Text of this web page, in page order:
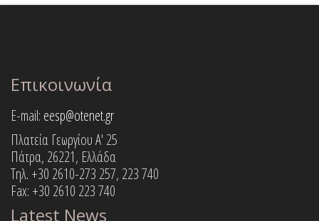
Επικοινωνία
E-mail: eesp@otenet.gr
Πλατεία Γεωργίου Α' 25
Πάτρα, 26221, Ελλάδα
Τηλ. +30 2610-273 257, 223 740
Fax: +30 2610 223 740
Latest News